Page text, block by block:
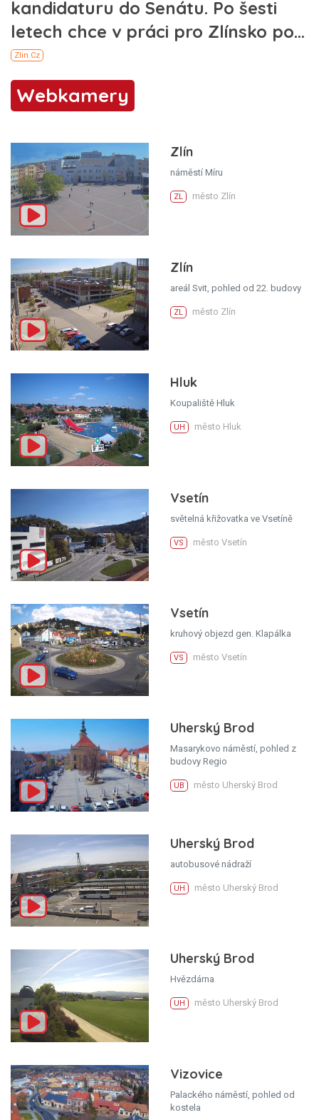
Webkamery
Zlín
náměstí Míru
ZL město Zlín
Zlín
areál Svit, pohled od 22. budovy
ZL město Zlín
Hluk
Koupaliště Hluk
UH město Hluk
Vsetín
světelná křižovatka ve Vsetíně
VS město Vsetín
Vsetín
kruhový objezd gen. Klapálka
VS město Vsetín
Uherský Brod
Masarykovo náměstí, pohled z
budovy Regio
UB město Uherský Brod
Uherský Brod
autobusové nádraží
UH město Uherský Brod
Uherský Brod
Hvězdárna
UH město Uherský Brod
Vizovice
Palackého náměstí, pohled od
kostela